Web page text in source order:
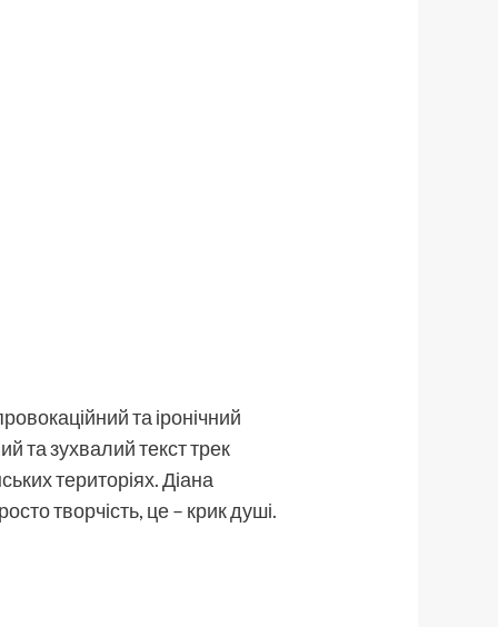
та іронічний
та зухвалий текст трек
територіях. Діана
творчість, це – крик душі.